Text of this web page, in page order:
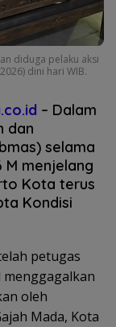
diduga pelaku aksi
dini hari WIB.
– Dalam
dan
selama
M menjelang
Kota terus
Kondisi
petugas
oleh
Mada, Kota